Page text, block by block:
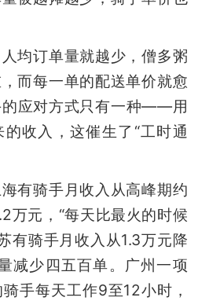
均订单量就越少，僧多粥
而每一单的配送单价就愈
的应对方式只有一种——用
收入，这催生了“工时通
有骑手月收入从高峰期约
万元，“每天比最火的时候
有骑手月收入从1.3万元降
减少四五百单。广州一项
手每天工作9至12小时，